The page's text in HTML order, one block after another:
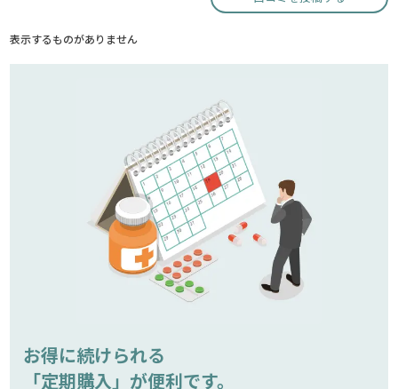
表示するものがありません
お得に続けられる
「定期購入」が便利です。